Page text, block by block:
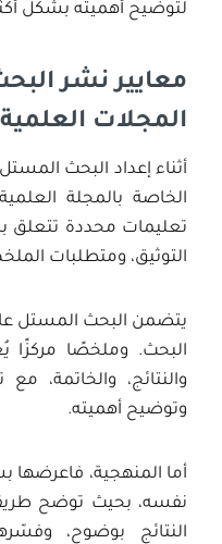
لتوضيح أهميته بشكل
معايير نشر
المجلات العلمية
أثناء إعداد البحث
الخاصة بالمجلة
تعليمات محددة تتعلق
التوثيق، ومتطلبات
يتضمن البحث المستل
البحث. وملخصًا مركزًا
والنتائج، والخاتمة،
وتوضيح أهميته.
أما المنهجية،
نفسه، بحيث توضح
النتائج بوضوح،